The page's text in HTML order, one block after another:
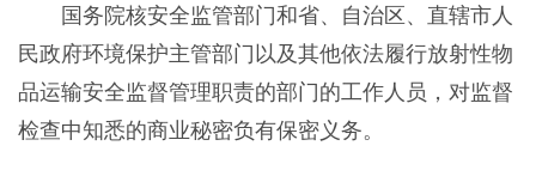
国务院核安全监管部门和省、自治区、直辖市人
民政府环境保护主管部门以及其他依法履行放射性物
品运输安全监督管理职责的部门的工作人员，对监督
检查中知悉的商业秘密负有保密义务。